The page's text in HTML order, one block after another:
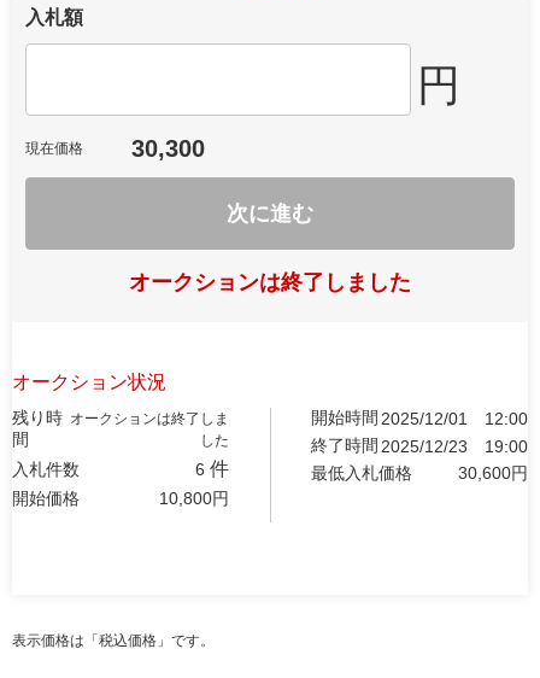
入札額
円
現在価格 30,300
次に進む
オークションは終了しました
オークション状況
残り時
間
オークションは終了しま
した
入札件数 6 件
開始価格 10,800円
開始時間 2025/12/01
12:00
終了時間 2025/12/23
19:00
最低入札価格
30,600円
表示価格は「税込価格」です。